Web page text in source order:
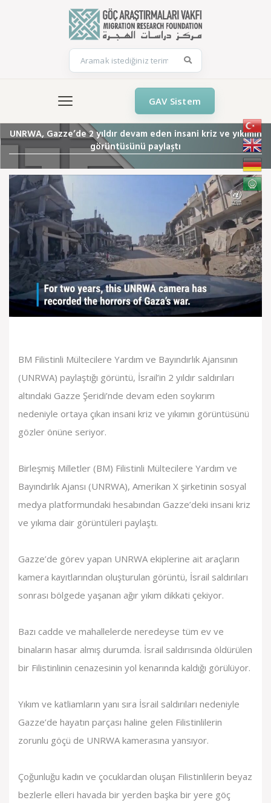
GAV Sistem
UNRWA, Gazze’de 2 yıldır devam eden insani kriz ve yıkımın
görüntüsünü paylaştı
BM Filistinli Mültecilere Yardım ve Bayındırlık Ajansının
(UNRWA) paylaştığı görüntü, İsrail’in 2 yıldır saldırıları
altındaki Gazze Şeridi’nde devam eden soykırım
nedeniyle ortaya çıkan insani kriz ve yıkımın görüntüsünü
gözler önüne seriyor.
Birleşmiş Milletler (BM) Filistinli Mültecilere Yardım ve
Bayındırlık Ajansı (UNRWA), Amerikan X şirketinin sosyal
medya platformundaki hesabından Gazze’deki insani kriz
ve yıkıma dair görüntüleri paylaştı.
Gazze’de görev yapan UNRWA ekiplerine ait araçların
kamera kayıtlarından oluşturulan görüntü, İsrail saldırıları
sonrası bölgede yaşanan ağır yıkım dikkati çekiyor.
Bazı cadde ve mahallelerde neredeyse tüm ev ve
binaların hasar almış durumda. İsrail saldırısında öldürülen
bir Filistinlinin cenazesinin yol kenarında kaldığı görülüyor.
Yıkım ve katliamların yanı sıra İsrail saldırıları nedeniyle
Gazze’de hayatın parçası haline gelen Filistinlilerin
zorunlu göçü de UNRWA kamerasına yansıyor.
Çoğunluğu kadın ve çocuklardan oluşan Filistinlilerin beyaz
bezlerle elleri havada bir yerden başka bir yere göç